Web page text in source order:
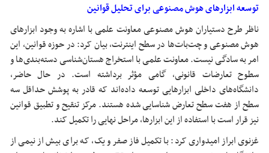
توسعه ابزارهای هوش مصنوعی برای تحلیل قوانین
ناظر طرح دستیاران هوش مصنوعی معاونت علمی با اشاره به وجود ابزارهای
هوش مصنوعی و چت‌بات‌ها در سطح اینترنت، بیان کرد: در حوزه قوانین، این
امر به سادگی نیست. معاونت علمی با استخراج هستان‌شناسی دسته‌بندی‌ها و
سطوح تعارضات قانونی، گامی مؤثر برداشته است. در حال حاضر،
دانشگاه‌های داخلی ابزارهایی توسعه داده‌اند که قادر به پوشش حداقل سه
سطح از هفت سطح تعارض شناسایی شده هستند. مرکز تنقیح و تطبیق قوانین
نیز قرار است با استفاده از این ابزارها، مراحل نهایی را تکمیل کند.
غزنوی ابراز امیدواری کرد: با تکمیل فاز صفر و یک، که برای بیش از نیمی از